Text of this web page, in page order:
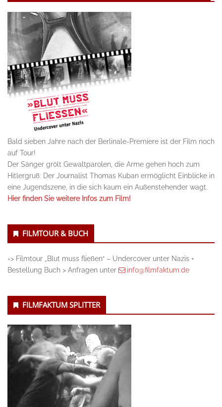
Bald sieben Jahre nach der Berlinale-Premiere ist der Film noch
auf Tour!
Der Sänger grölt Gewaltparolen, die Arme gehen hoch zum
Hitlergruß: Der Journalist Thomas Kuban ermöglicht Einblicke in
eine Jugendszene, in die sich kaum ein Außenstehender wagt.
Hier finden Sie weitere Infos zum Film!
FILMTOUR & BUCH
=> Filmtour „Blut muss fließen“ – Undercover unter Nazis +
Bestellung Buch > Anfragen unter
info@filmfaktum.de
FILMFAKTUM SPLITTER